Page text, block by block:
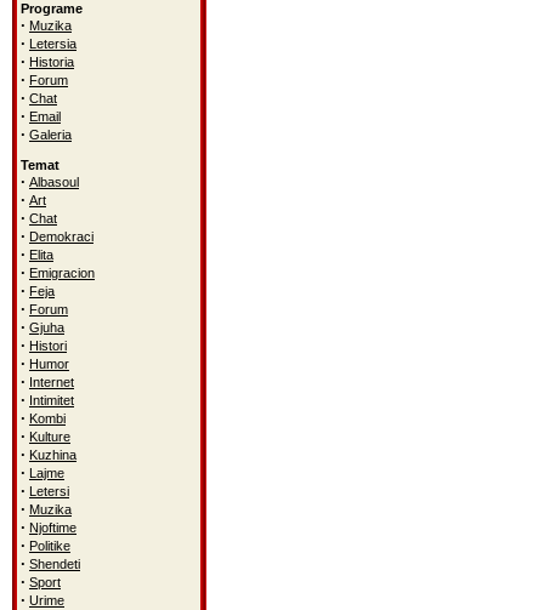
Programe
· Muzika
· Letersia
· Historia
· Forum
· Chat
· Email
· Galeria
Temat
· Albasoul
· Art
· Chat
· Demokraci
· Elita
· Emigracion
· Feja
· Forum
· Gjuha
· Histori
· Humor
· Internet
· Intimitet
· Kombi
· Kulture
· Kuzhina
· Lajme
· Letersi
· Muzika
· Njoftime
· Politike
· Shendeti
· Sport
· Urime